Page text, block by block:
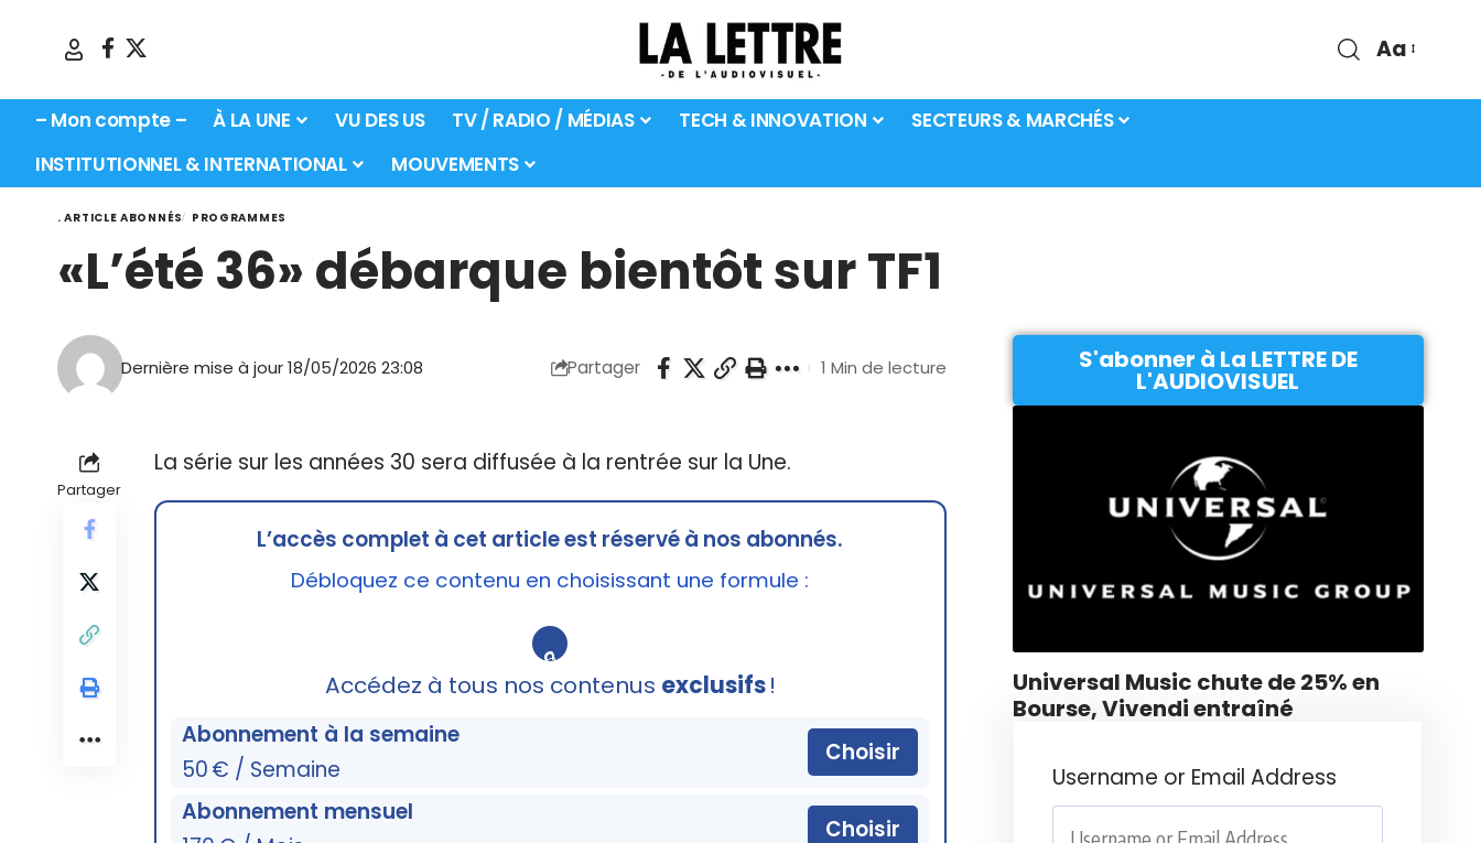
Aa
– Mon compte – À LA UNE VU DES US TV / RADIO / MÉDIAS TECH & INNOVATION
SECTEURS & MARCHÉS
INSTITUTIONNEL & INTERNATIONAL
MOUVEMENTS
. ARTICLE ABONNÉS PROGRAMMES
«L’été 36» débarque bientôt sur TF1
Dernière mise à jour 18/05/2026 23:08 Partager 1 Min de lecture
Partager
La série sur les années 30 sera diffusée à la rentrée sur la Une.
L’accès complet à cet article est réservé à nos abonnés.
Débloquez ce contenu en choisissant une formule :
🔒
Accédez à tous nos contenus exclusifs!
Abonnement à la semaine
50 € / Semaine
Choisir
Abonnement mensuel
Choisir
S'abonner à La LETTRE DE
L'AUDIOVISUEL
Universal Music chute de 25% en
Bourse, Vivendi entraîné
Username or Email Address